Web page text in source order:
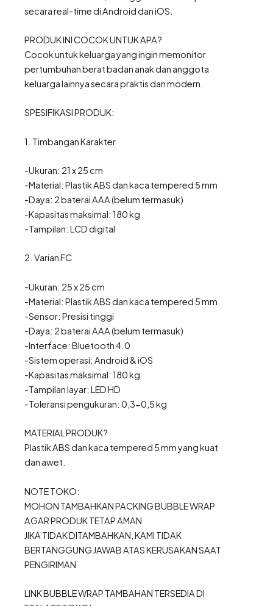
secara real-time di Android dan iOS.
PRODUK INI COCOK UNTUK APA?
Cocok untuk keluarga yang ingin memonitor
pertumbuhan berat badan anak dan anggota
keluarga lainnya secara praktis dan modern.
SPESIFIKASI PRODUK:
1. Timbangan Karakter
-Ukuran: 21 x 25 cm
-Material: Plastik ABS dan kaca tempered 5 mm
-Daya: 2 baterai AAA (belum termasuk)
-Kapasitas maksimal: 180 kg
-Tampilan: LCD digital
2. Varian FC
-Ukuran: 25 x 25 cm
-Material: Plastik ABS dan kaca tempered 5 mm
-Sensor: Presisi tinggi
-Daya: 2 baterai AAA (belum termasuk)
-Interface: Bluetooth 4.0
-Sistem operasi: Android & iOS
-Kapasitas maksimal: 180 kg
-Tampilan layar: LED HD
-Toleransi pengukuran: 0,3-0,5 kg
MATERIAL PRODUK?
Plastik ABS dan kaca tempered 5 mm yang kuat
dan awet.
NOTE TOKO:
MOHON TAMBAHKAN PACKING BUBBLE WRAP
AGAR PRODUK TETAP AMAN
JIKA TIDAK DITAMBAHKAN, KAMI TIDAK
BERTANGGUNG JAWAB ATAS KERUSAKAN SAAT
PENGIRIMAN
LINK BUBBLE WRAP TAMBAHAN TERSEDIA DI